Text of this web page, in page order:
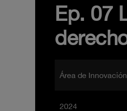
Ep. 07
Área de
2024